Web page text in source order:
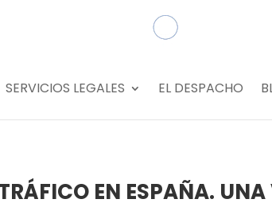
SERVICIOS LEGALES EL DESPACHO
EN ESPAÑA.